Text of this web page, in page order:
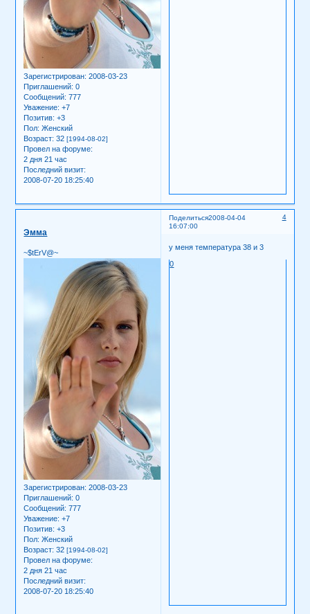
Зарегистрирован: 2008-03-23
Приглашений: 0
Сообщений: 777
Уважение: +7
Позитив: +3
Пол: Женский
Возраст: 32[1994-08-02]
Провел на форуме:
2 дня 21 час
Последний визит:
2008-07-20 18:25:40
Поделиться 4
2008-04-04
16:07:00
Эмма
~$tErV@~
Зарегистрирован: 2008-03-23
Приглашений: 0
Сообщений: 777
Уважение: +7
Позитив: +3
Пол: Женский
Возраст: 32[1994-08-02]
Провел на форуме:
2 дня 21 час
Последний визит:
2008-07-20 18:25:40
у меня температура 38 и 3
0